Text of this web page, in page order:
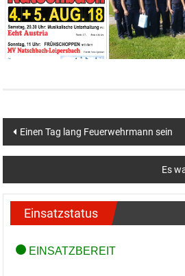
Beitragsnavigation
Einen Tag lang Feuerwehrmann sein
Es
Einsatzstatus